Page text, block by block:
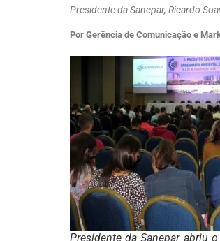
Presidente da Sanepar, Ricardo
Por Gerência de Comunicação e
Presidente da Sanepar abriu